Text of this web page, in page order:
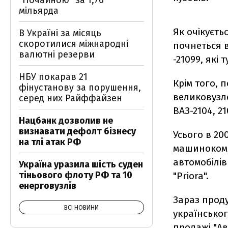
Як
почнеться
-21099, які
Крім того,
ВАЗ-2104,
Усього в
"Priora".
Зараз
мільярда
В Україні за місяць
скоротилися міжнародні
валютні резерви
НБУ покарав 21
фінустанову за порушення,
серед них Райффайзен
Нацбанк дозволив не
визнавати дефолт бізнесу
на тлі атак РФ
Україна уразила шість суден
тіньового флоту РФ та 10
енерговузлів
ВСІ НОВИНИ